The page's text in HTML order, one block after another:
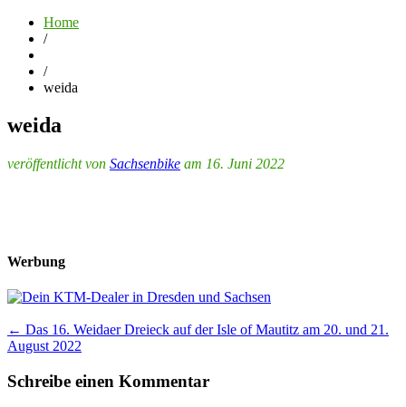
Home
/
/
weida
weida
veröffentlicht von Sachsenbike am 16. Juni 2022
Werbung
Post
navigation
← Das 16. Weidaer Dreieck auf der Isle of Mautitz am 20. und 21.
August 2022
Schreibe einen Kommentar